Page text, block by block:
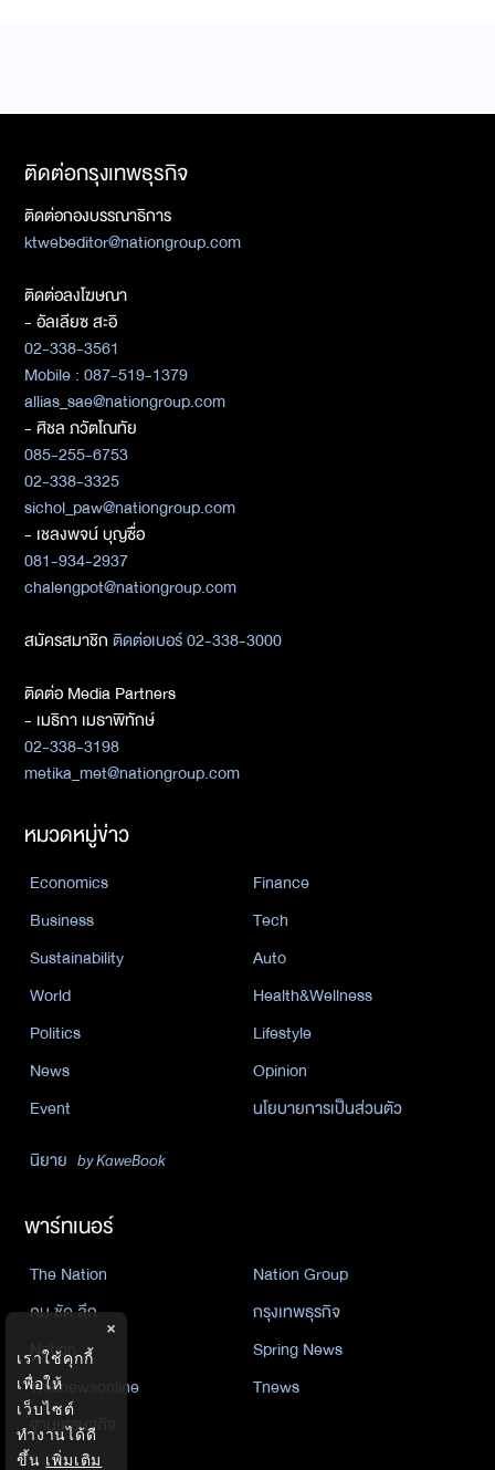
ติดต่อกรุงเทพธุรกิจ
ติดต่อกองบรรณาธิการ
ktwebeditor@nationgroup.com
ติดต่อลงโฆษณา
- อัลเลียซ สะอิ
02-338-3561
Mobile : 087-519-1379
allias_sae@nationgroup.com
- ศิชล ภวัตโณทัย
085-255-6753
02-338-3325
sichol_paw@nationgroup.com
- เชลงพจน์ บุญซื่อ
081-934-2937
chalengpot@nationgroup.com
สมัครสมาชิกติดต่อเบอร์ 02-338-3000
ติดต่อ Media Partners
- เมธิกา เมธาพิทักษ์
02-338-3198
metika_met@nationgroup.com
หมวดหมู่ข่าว
Economics
Finance
Business
Tech
Sustainability
Auto
World
Health&Wellness
Politics
Lifestyle
News
Opinion
Event
นโยบายการเป็นส่วนตัว
นิยาย by KaweBook
พาร์ทเนอร์
The Nation
Nation Group
คม ชัด ลึก
กรุงเทพธุรกิจ
Nation
Spring News
Thainewsonline
Tnews
ฐานเศรษฐกิจ
×
เราใช้คุกกี้
เพื่อให้
เว็บไซต์
ทำงานได้ดี
ขึ้น เพิ่มเติม